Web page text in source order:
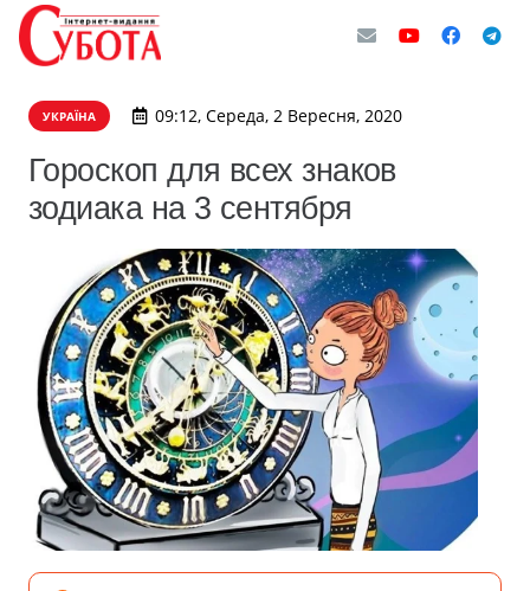
УКРАЇНА 09:12, Середа, 2 Вересня, 2020
Гороскоп для всех знаков
зодиака на 3 сентября